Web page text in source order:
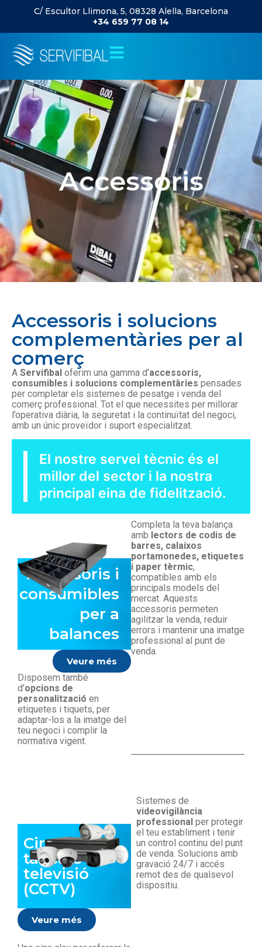
C/ Escultor Llimona, 5, 08328 Alella, Barcelona
+34 659 77 08 14
Accessoris
Accessoris i solucions
complementàries per al
comerç
A Servifibal oferim una gamma d’accessoris,
consumibles i solucions complementàries pensades
per completar els sistemes de pesatge i venda del
comerç professional. Tot el que necessites per millorar
l’operativa diària, la seguretat i la continuïtat del negoci,
amb un únic proveïdor i suport especialitzat.
El nostre servei tècnic és el
millor del sector i la nostra
principal eina de fidelització.
Completa la teva balança
amb lectors de codis de
barres, calaixos
portamonedes, etiquetes
i paper tèrmic,
compatibles amb els
principals models del
mercat. Aquests
accessoris permeten
agilitzar la venda, reduir
errors i mantenir una imatge
professional al punt de
venda.
Accessoris i
consumibles
per a
balances
Veure més
Disposem també
d’opcions de
personalització en
etiquetes i tiquets, per
adaptar-los a la imatge del
teu negoci i complir la
normativa vigent.
Circuits
tancats de
televisió
(CCTV)
Veure més
Sistemes de
videovigilància
professional per protegir
el teu establiment i tenir
un control continu del punt
de venda. Solucions amb
gravació 24/7 i accés
remot des de qualsevol
dispositiu.